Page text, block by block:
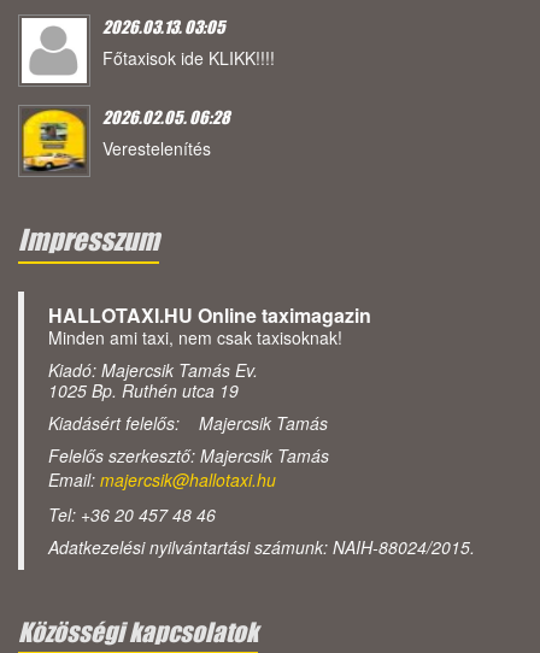
2026.03.13. 03:05
Főtaxisok ide KLIKK!!!!
2026.02.05. 06:28
Verestelenítés
Impresszum
HALLOTAXI.HU Online taximagazin
Minden ami taxi, nem csak taxisoknak!
Kiadó: Majercsik Tamás Ev.
1025 Bp. Ruthén utca 19
Kiadásért felelős: Majercsik Tamás
Felelős szerkesztő: Majercsik Tamás
Email: majercsik@hallotaxi.hu
Tel: +36 20 457 48 46
Adatkezelési nyilvántartási számunk: NAIH-88024/2015.
Közösségi kapcsolatok